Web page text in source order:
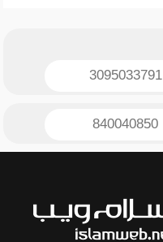
3095033791
840040850